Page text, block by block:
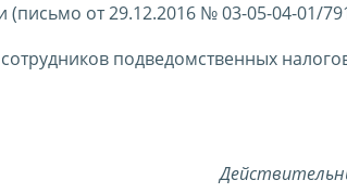
от 29.12.2016 № 03-05-04-01/
подведомственных